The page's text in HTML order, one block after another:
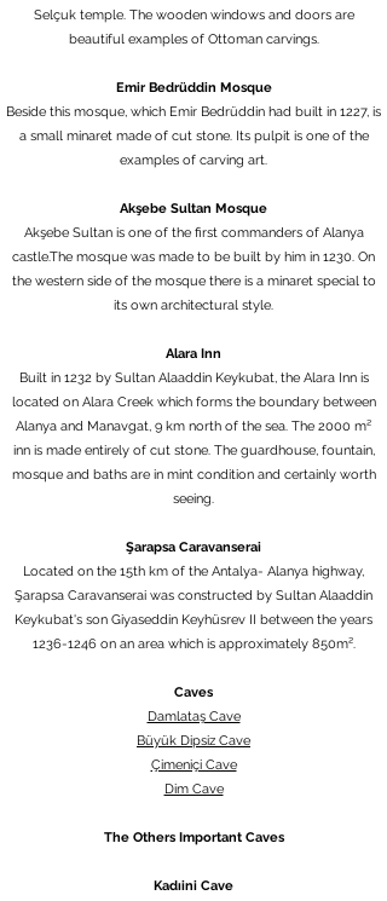
Selçuk temple. The wooden windows and doors are
beautiful examples of Ottoman carvings.
Emir Bedrüddin Mosque
Beside this mosque, which Emir Bedrüddin had built in 1227, is
a small minaret made of cut stone. Its pulpit is one of the
examples of carving art.
Akşebe Sultan Mosque
Akşebe Sultan is one of the first commanders of Alanya
castle.The mosque was made to be built by him in 1230. On
the western side of the mosque there is a minaret special to
its own architectural style.
Alara Inn
Built in 1232 by Sultan Alaaddin Keykubat, the Alara Inn is
located on Alara Creek which forms the boundary between
Alanya and Manavgat, 9 km north of the sea. The 2000 m²
inn is made entirely of cut stone. The guardhouse, fountain,
mosque and baths are in mint condition and certainly worth
seeing.
Şarapsa Caravanserai
Located on the 15th km of the Antalya- Alanya highway,
Şarapsa Caravanserai was constructed by Sultan Alaaddin
Keykubat's son Giyaseddin Keyhüsrev II between the years
1236-1246 on an area which is approximately 850m².
Caves
Damlataş Cave
Büyük Dipsiz Cave
Çimeniçi Cave
Dim Cave
The Others Important Caves
Kadıini Cave